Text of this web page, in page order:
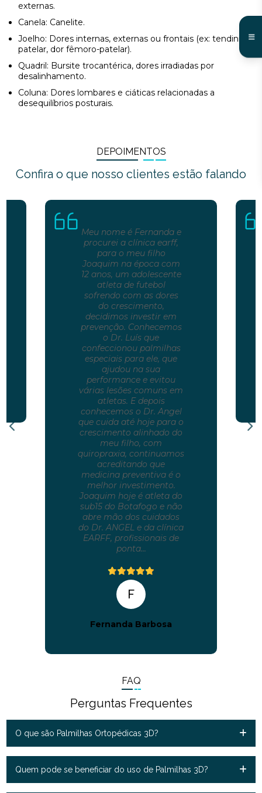
externas.
Canela: Canelite.
Joelho: Dores internas, externas ou frontais (ex: tendinite
patelar, dor fêmoro-patelar).
Quadril: Bursite trocantérica, dores irradiadas por
desalinhamento.
Coluna: Dores lombares e ciáticas relacionadas a
desequilíbrios posturais.
DEPOIMENTOS
Confira o que nosso clientes estão falando
Meu nome é Fernanda e
procurei a clínica earff,
para o meu filho
Joaquim na época com
12 anos, um adolescente
atleta de futebol
sofrendo com as dores
do crescimento,
decidimos investir em
prevenção. Conhecemos
o Dr. Luís que
confeccionou palmilhas
especiais para ele, que
ajudou na sua
performance e evitou
várias lesões comuns em
atletas. E depois
conhecemos o Dr. Angel
que cuida até hoje para o
crescimento alinhado do
meu filho, com
quiropraxia, continuamos
acreditando que
medicina preventiva é o
melhor investimento.
Joaquim hoje é atleta do
sub15 do Botafogo e não
abre mão dos cuidados
do Dr. ANGEL e da clínica
EARFF, profissionais de
ponta...
F
Fernanda Barbosa
FAQ
Perguntas Frequentes
O que são Palmilhas Ortopédicas 3D?
Quem pode se beneficiar do uso de Palmilhas 3D?